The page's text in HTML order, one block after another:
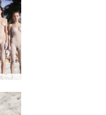
Coxy Flora Thea Zaika sandig #44